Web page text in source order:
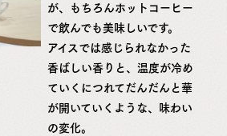
が、もちろんホットコーヒー
で飲んでも美味しいです。
アイスでは感じられなかった
香ばしい香りと、温度が冷め
ていくにつれてだんだんと華
が開いていくような、味わい
の変化。